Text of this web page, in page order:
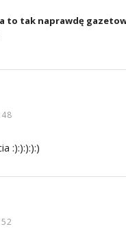
to tak naprawdę
:):):):):)